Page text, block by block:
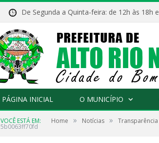
De Segunda a Quinta-feira: de 12h às
PÁGINA INICIAL O MUNICÍPIO
VOCÊ ESTÁ EM: Home » Notícias »
5b0063ff70fd